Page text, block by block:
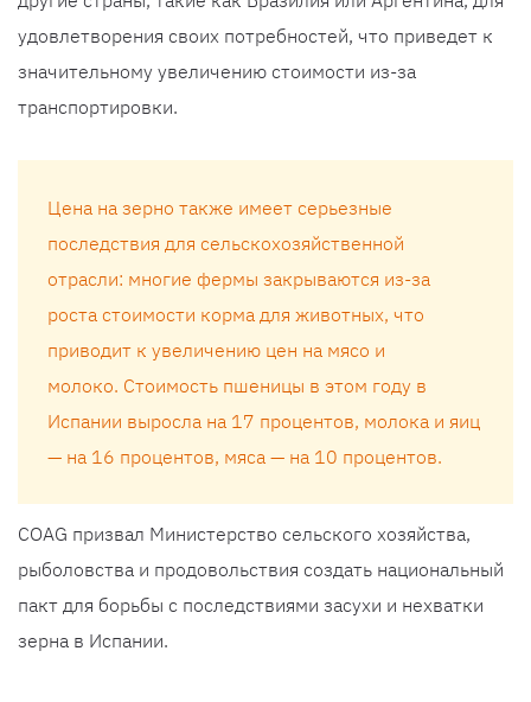
удовлетворения своих потребностей, что приведет к
значительному увеличению стоимости из-за
транспортировки.
Цена на зерно также имеет серьезные
последствия для сельскохозяйственной
отрасли: многие фермы закрываются из-за
роста стоимости корма для животных, что
приводит к увеличению цен на мясо и
молоко. Стоимость пшеницы в этом году в
Испании выросла на 17 процентов, молока и яиц
— на 16 процентов, мяса — на 10 процентов.
COAG призвал Министерство сельского хозяйства,
рыболовства и продовольствия создать национальный
пакт для борьбы с последствиями засухи и нехватки
зерна в Испании.